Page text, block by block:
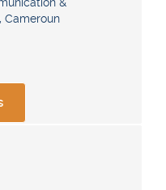
&
Cameroun